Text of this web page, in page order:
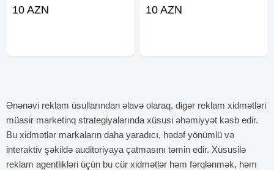
bayrağ. 3 künc bayrağ sifariş.
10 AZN
təşkili. Abyeklərin şar bəzədilmə.
10 AZN
Ənənəvi reklam üsullarından əlavə olaraq, digər reklam xidmətləri
müasir marketinq strategiyalarında xüsusi əhəmiyyət kəsb edir.
Bu xidmətlər markaların daha yaradıcı, hədəf yönümlü və
interaktiv şəkildə auditoriyaya çatmasını təmin edir. Xüsusilə
reklam agentlikləri üçün bu cür xidmətlər həm fərqlənmək, həm